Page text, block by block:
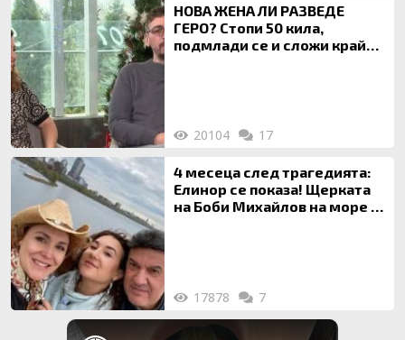
НОВА ЖЕНА ЛИ РАЗВЕДЕ
ГЕРО? Стопи 50 кила,
подмлади се и сложи край
20104 17
4 месеца след трагедията:
Елинор се показа! Щерката
на Боби Михайлов на море с
17878 7